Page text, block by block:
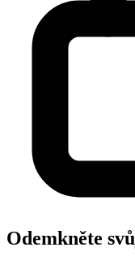
Odemkněte